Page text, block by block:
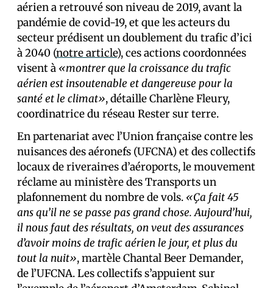
aérien a retrouvé son niveau de 2019, avant la
pandémie de covid-19, et que les acteurs du
secteur prédisent un doublement du trafic d’ici
à 2040 (notre article), ces actions coordonnées
visent à «montrer que la croissance du trafic
aérien est insoutenable et dangereuse pour la
santé et le climat», détaille Charlène Fleury,
coordinatrice du réseau Rester sur terre.
En partenariat avec l’Union française contre les
nuisances des aéronefs (UFCNA) et des collectifs
locaux de riverain·es d’aéroports, le mouvement
réclame au ministère des Transports un
plafonnement du nombre de vols. «Ça fait 45
ans qu’il ne se passe pas grand chose. Aujourd’hui,
il nous faut des résultats, on veut des assurances
d’avoir moins de trafic aérien le jour, et plus du
tout la nuit», martèle Chantal Beer Demander,
de l’UFCNA. Les collectifs s’appuient sur